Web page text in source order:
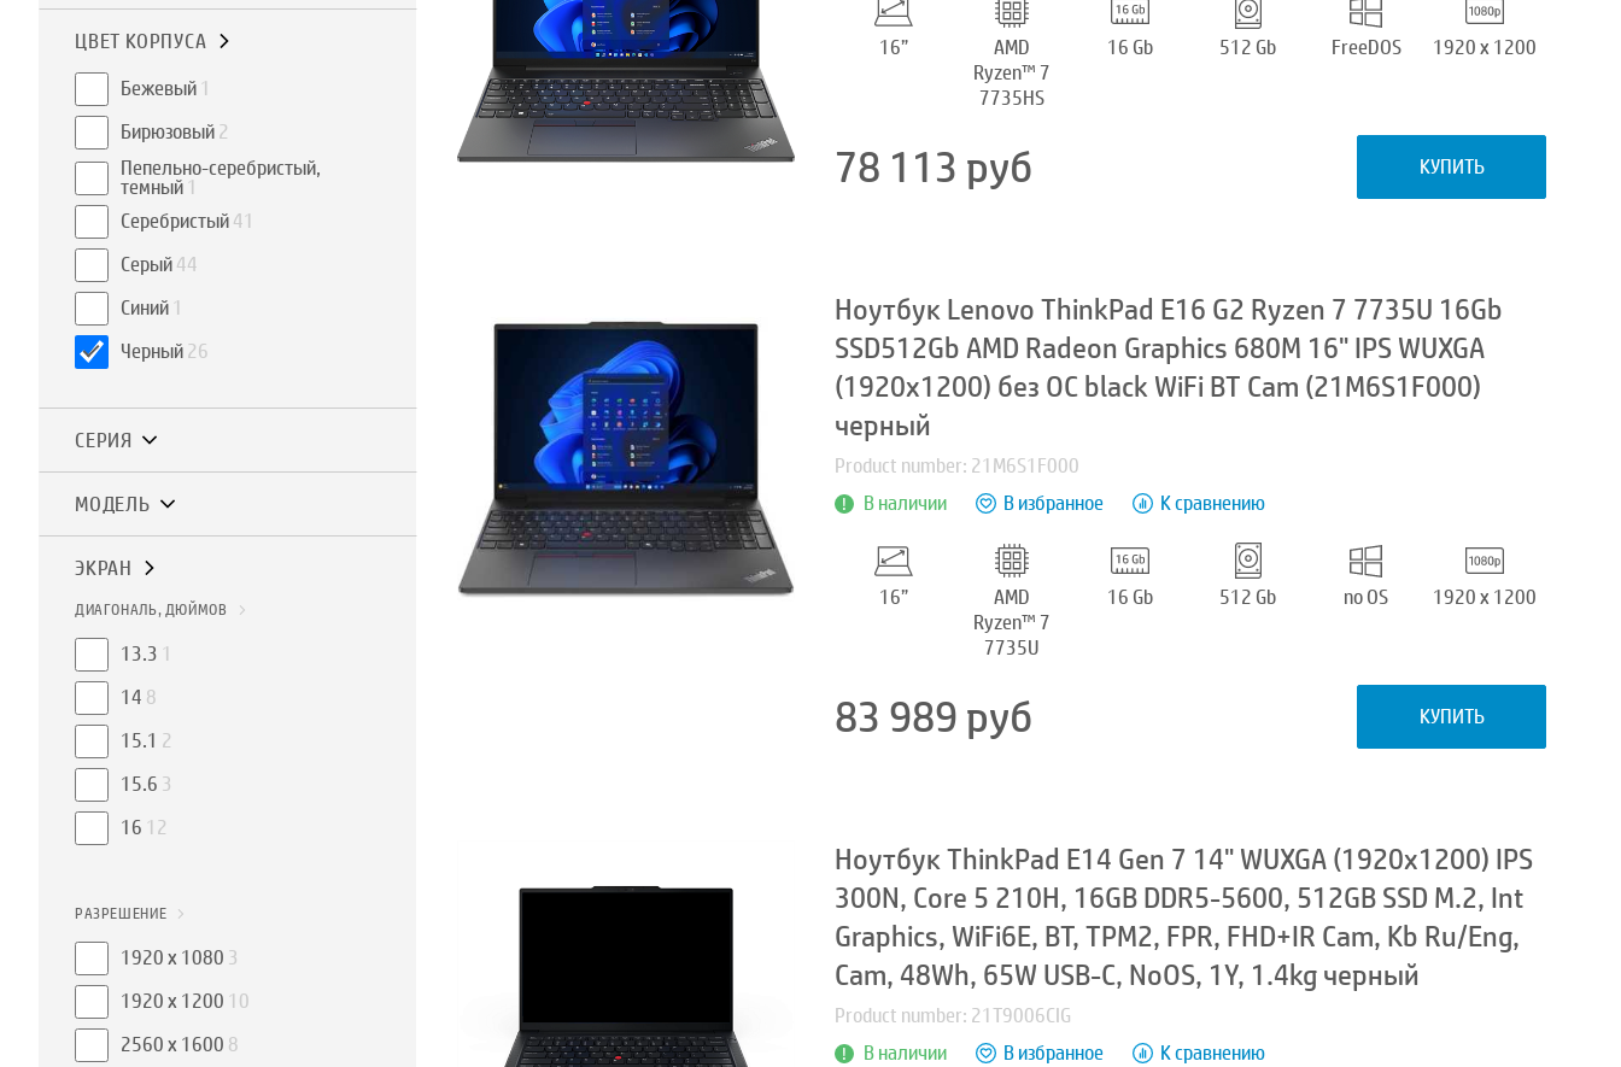
ЦВЕТ КОРПУСА
Бежевый1
Бирюзовый2
Пепельно-серебристый,
темный1
Серебристый41
Серый44
Синий1
Черный26
СЕРИЯ
МОДЕЛЬ
ЭКРАН
ДИАГОНАЛЬ, ДЮЙМОВ
13.3 1
14 8
15.1 2
15.6 3
16 12
РАЗРЕШЕНИЕ
1920 x 1080 3
1920 x 1200 10
2560 x 1600 8
16”
AMD
Ryzen™ 7
7735HS
16 Gb 512 Gb FreeDOS 1920 x 1200
78 113 руб КУПИТЬ
Ноутбук Lenovo ThinkPad E16 G2 Ryzen 7 7735U 16Gb
SSD512Gb AMD Radeon Graphics 680M 16" IPS WUXGA
(1920x1200) без ОС black WiFi BT Cam (21M6S1F000)
черный
Product number: 21M6S1F000
В наличии
В избранное К сравнению
16”
AMD
Ryzen™ 7
7735U
16 Gb 512 Gb no OS 1920 x 1200
83 989руб КУПИТЬ
Ноутбук ThinkPad E14 Gen 7 14" WUXGA (1920x1200) IPS
300N, Core 5 210H, 16GB DDR5-5600, 512GB SSD M.2, Int
Graphics, WiFi6E, BT, TPM2, FPR, FHD+IR Cam, Kb Ru/Eng,
Cam, 48Wh, 65W USB-C, NoOS, 1Y, 1.4kg черный
Product number: 21T9006CIG
В наличии
В избранное К сравнению